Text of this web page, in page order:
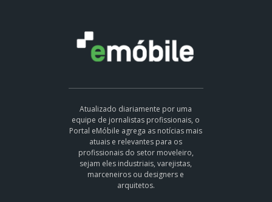
Atualizado diariamente por uma
equipe de jornalistas profissionais, o
Portal eMóbile agrega as notícias mais
atuais e relevantes para os
profissionais do setor moveleiro,
sejam eles industriais, varejistas,
marceneiros ou designers e
arquitetos.